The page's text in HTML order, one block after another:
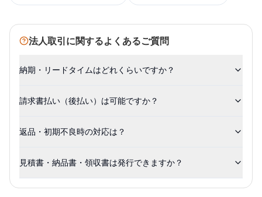
法人取引に関するよくあるご質問
納期・リードタイムはどれくらいですか？
請求書払い（後払い）は可能ですか？
返品・初期不良時の対応は？
見積書・納品書・領収書は発行できますか？